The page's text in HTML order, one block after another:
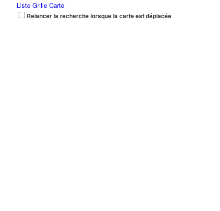
Liste Grille Carte
Relancer la recherche lorsque la carte est déplacée